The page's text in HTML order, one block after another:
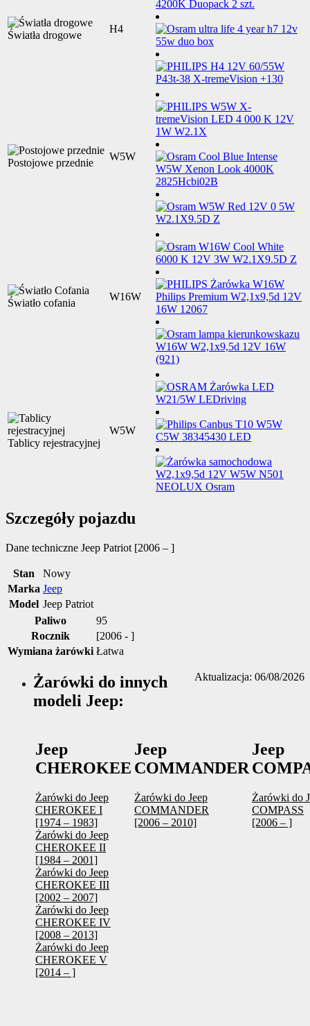
Światła drogowe
H4
Postojowe przednie
W5W
Światło cofania
W16W
Tablicy rejestracyjnej
W5W
Szczegóły pojazdu
Dane techniczne Jeep Patriot [2006 – ]
Stan
Nowy
Marka Jeep
Model Jeep Patriot
Paliwo
95
Rocznik
[2006 - ]
Wymiana żarówki Łatwa
Aktualizacja: 06/08/2026
Żarówki do innych
modeli Jeep:
Jeep
CHEROKEE
Żarówki do Jeep
CHEROKEE I
[1974 – 1983]
Żarówki do Jeep
CHEROKEE II
[1984 – 2001]
Żarówki do Jeep
CHEROKEE III
[2002 – 2007]
Żarówki do Jeep
CHEROKEE IV
[2008 – 2013]
Żarówki do Jeep
CHEROKEE V
[2014 – ]
Jeep
COMMANDER
Żarówki do Jeep
COMMANDER
[2006 – 2010]
Jeep
Żarówki do
COMPASS
[2006 – ]